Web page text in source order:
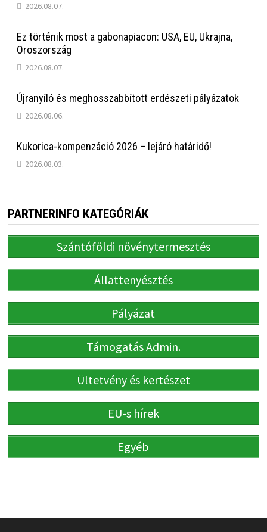
2026.08.07.
Ez történik most a gabonapiacon: USA, EU, Ukrajna,
Oroszország
2026.08.07.
Újranyíló és meghosszabbított erdészeti pályázatok
2026.08.06.
Kukorica-kompenzáció 2026 – lejáró határidő!
2026.08.03.
PARTNERINFO KATEGÓRIÁK
Szántóföldi növénytermesztés
Állattenyésztés
Pályázat
Támogatás Admin.
Ültetvény és kertészet
EU-s hírek
Egyéb